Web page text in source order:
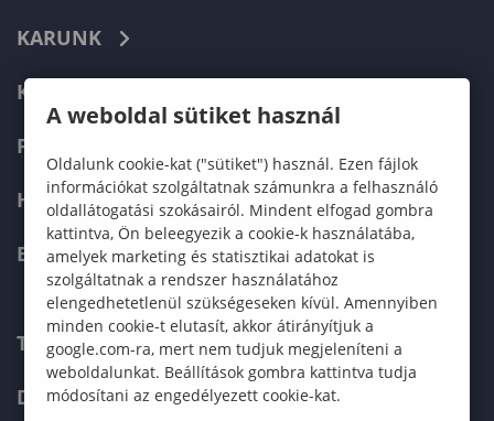
KARUNK
KÉPZÉSEK
FELVÉTELIZŐKNEK
HALLGATÓKNAK
ERASMUS+
TELEFONKÖNYV
DOKUMENTUMOK
A weboldal sütiket használ
Oldalunk cookie-kat ("sütiket") használ. Ezen fájlok
információkat szolgáltatnak számunkra a felhasználó
oldallátogatási szokásairól. Mindent elfogad gombra
kattintva, Ön beleegyezik a cookie-k használatába,
amelyek marketing és statisztikai adatokat is
szolgáltatnak a rendszer használatához
elengedhetetlenül szükségeseken kívül. Amennyiben
minden cookie-t elutasít, akkor átirányítjuk a
google.com-ra, mert nem tudjuk megjeleníteni a
weboldalunkat. Beállítások gombra kattintva tudja
módosítani az engedélyezett cookie-kat.